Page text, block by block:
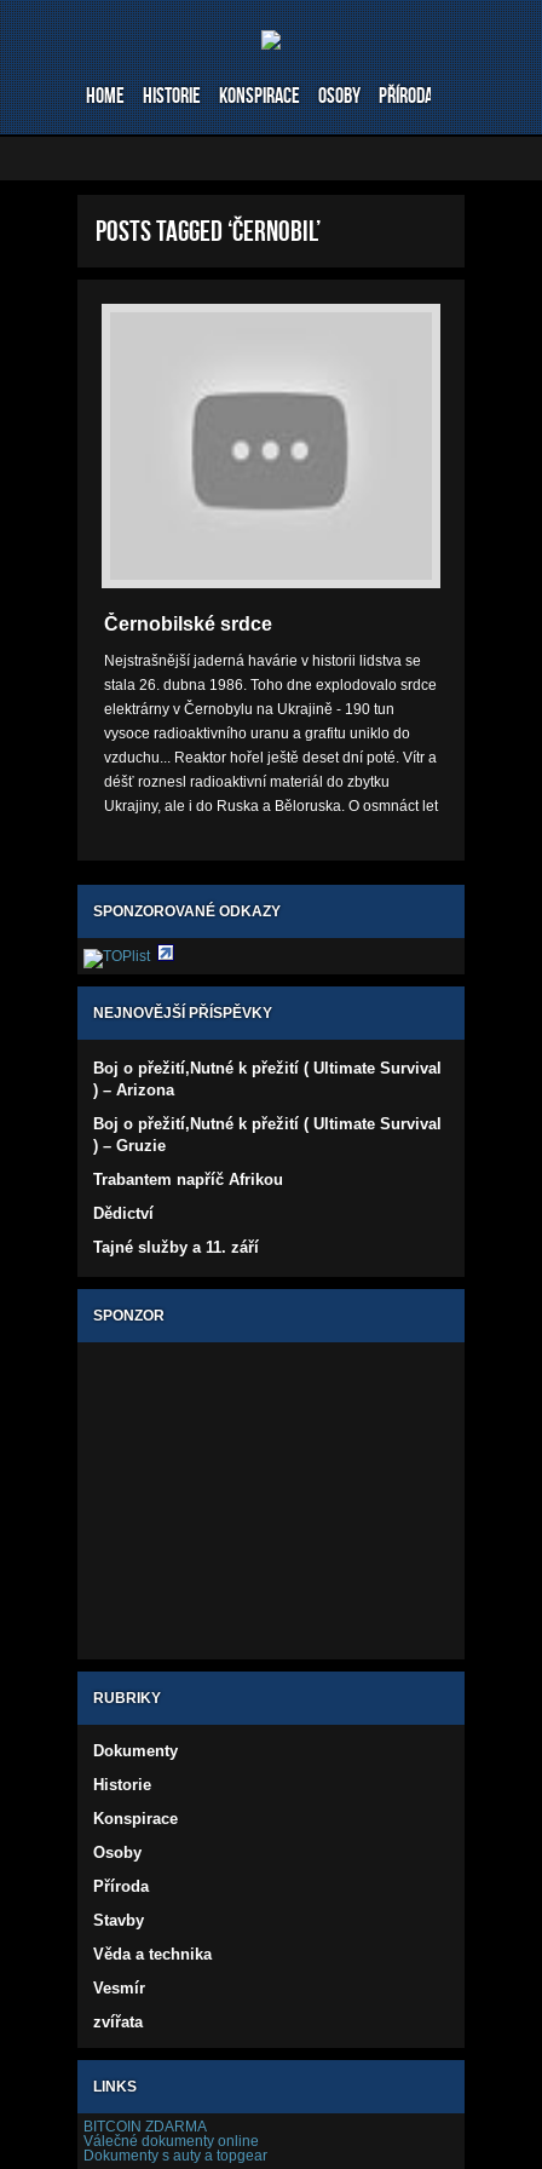
Home Historie Konspirace Osoby Příroda Stavby
Posts Tagged ‘černobil’
Černobilské srdce
Nejstrašnější jaderná havárie v historii lidstva se
stala 26. dubna 1986. Toho dne explodovalo srdce
elektrárny v Černobylu na Ukrajině - 190 tun
vysoce radioaktivního uranu a grafitu uniklo do
vzduchu... Reaktor hořel ještě deset dní poté. Vítr a
déšť roznesl radioaktivní materiál do zbytku
Ukrajiny, ale i do Ruska a Běloruska. O osmnáct let
SPONZOROVANÉ ODKAZY
NEJNOVĚJŠÍ PŘÍSPĚVKY
Boj o přežití,Nutné k přežití ( Ultimate Survival
) – Arizona
Boj o přežití,Nutné k přežití ( Ultimate Survival
) – Gruzie
Trabantem napříč Afrikou
Dědictví
Tajné služby a 11. září
SPONZOR
RUBRIKY
Dokumenty
Historie
Konspirace
Osoby
Příroda
Stavby
Věda a technika
Vesmír
zvířata
LINKS
BITCOIN ZDARMA
Válečné dokumenty online
Dokumenty s auty a topgear